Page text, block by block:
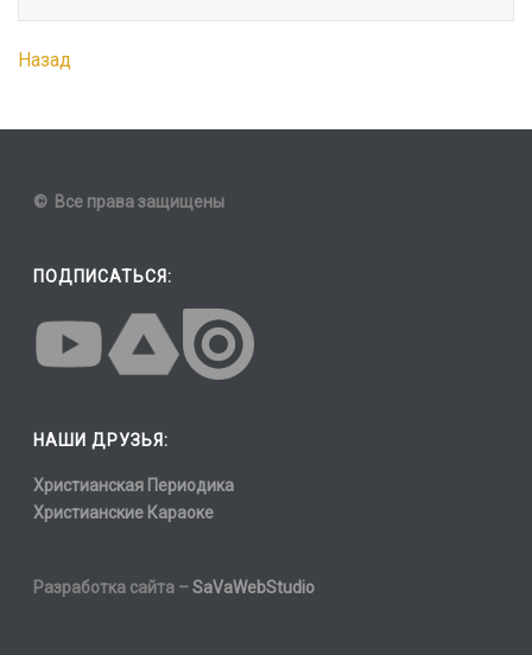
Назад
© Все права защищены
ПОДПИСАТЬСЯ:
НАШИ ДРУЗЬЯ:
Христианская Периодика
Христианские Караоке
Разработка сайта –SaVaWebStudio